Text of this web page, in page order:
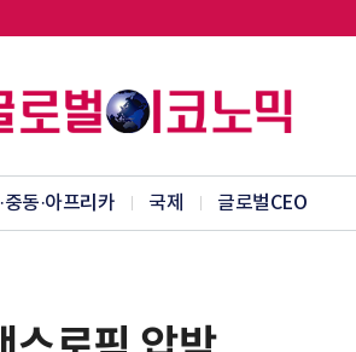
중동·아프리카 국제 글로벌CEO